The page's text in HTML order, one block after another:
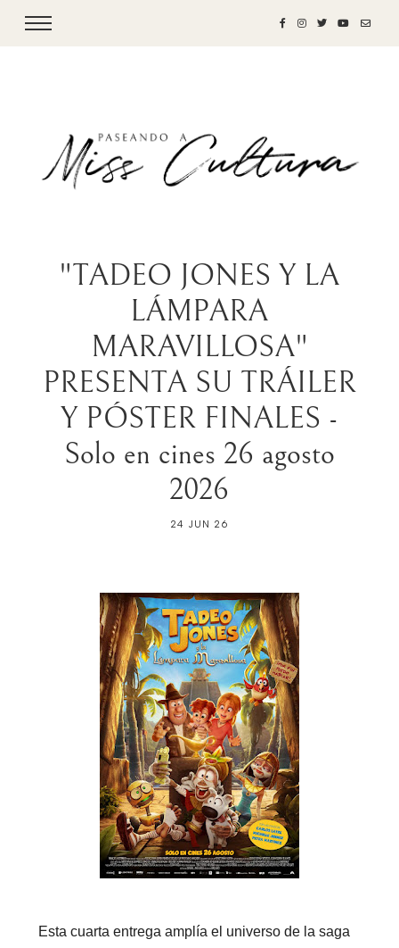
"TADEO JONES Y LA
LÁMPARA
MARAVILLOSA"
PRESENTA SU TRÁILER
Y PÓSTER FINALES -
Solo en cines 26 agosto
2026
24 JUN 26
Esta cuarta entrega amplía el universo de la saga